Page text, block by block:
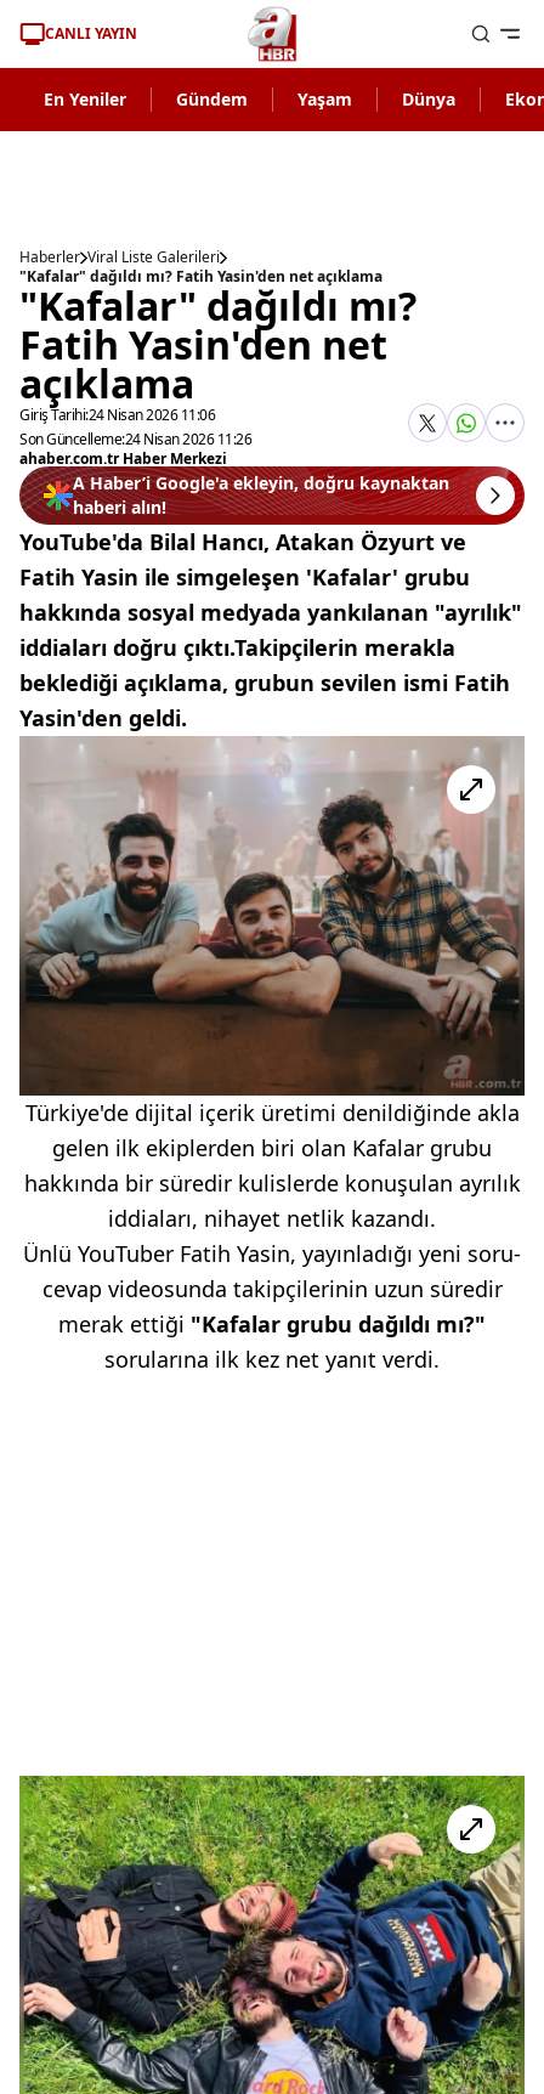
CANLI YAYIN
En Yeniler Gündem Yaşam Dünya
Haberler Viral Liste Galerileri
"Kafalar" dağıldı mı? Fatih Yasin'den net açıklama
"Kafalar" dağıldı mı?
Fatih Yasin'den net
açıklama
Giriş Tarihi:24 Nisan 2026 11:06
Son Güncelleme:24 Nisan 2026 11:26
ahaber.com.tr Haber Merkezi
A Haber’i Google'a ekleyin, doğru kaynaktan
haberi alın!
YouTube'da Bilal Hancı, Atakan Özyurt ve
Fatih Yasin ile simgeleşen 'Kafalar' grubu
hakkında sosyal medyada yankılanan "ayrılık"
iddiaları doğru çıktı.Takipçilerin merakla
beklediği açıklama, grubun sevilen ismi Fatih
Yasin'den geldi.
Türkiye'de dijital içerik üretimi denildiğinde akla
gelen ilk ekiplerden biri olan Kafalar grubu
hakkında bir süredir kulislerde konuşulan ayrılık
iddiaları, nihayet netlik kazandı.
Ünlü YouTuber Fatih Yasin, yayınladığı yeni soru-
cevap videosunda takipçilerinin uzun süredir
merak ettiği "Kafalar grubu dağıldı mı?"
sorularına ilk kez net yanıt verdi.